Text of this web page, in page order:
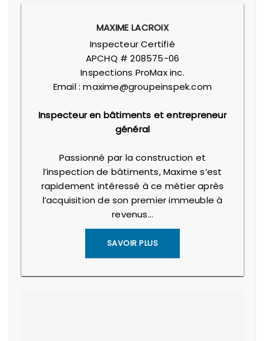
MAXIME LACROIX
Inspecteur Certifié
APCHQ # 208575-06
Inspections ProMax inc.
Email : maxime@groupeinspek.com
Inspecteur en bâtiments et entrepreneur
général
Passionné par la construction et
l’inspection de bâtiments, Maxime s’est
rapidement intéressé à ce métier après
l’acquisition de son premier immeuble à
revenus…
SAVOIR PLUS